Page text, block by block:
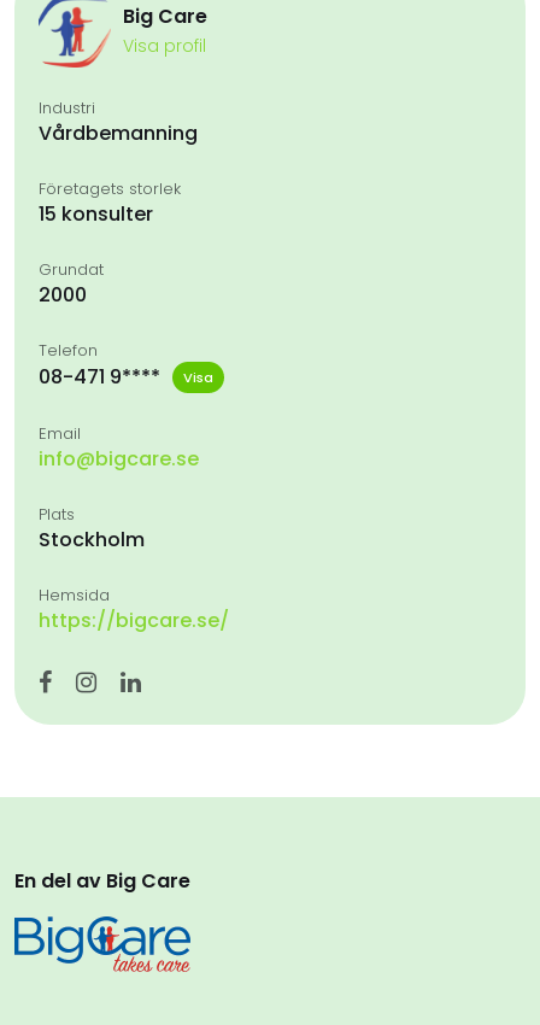
Big Care
Visa profil
Industri
Vårdbemanning
Företagets storlek
15 konsulter
Grundat
2000
Telefon
08-471 9**** Visa
Email
info@bigcare.se
Plats
Stockholm
Hemsida
https://bigcare.se/
En del av Big Care